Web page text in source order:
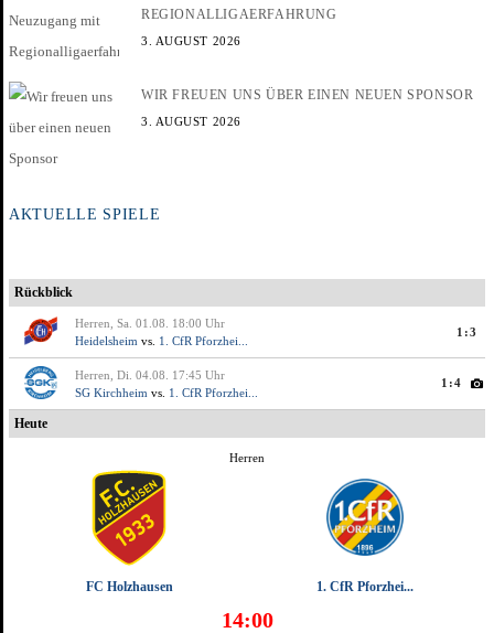
REGIONALLIGAERFAHRUNG
3. AUGUST 2026
WIR FREUEN UNS ÜBER EINEN NEUEN SPONSOR
3. AUGUST 2026
AKTUELLE SPIELE